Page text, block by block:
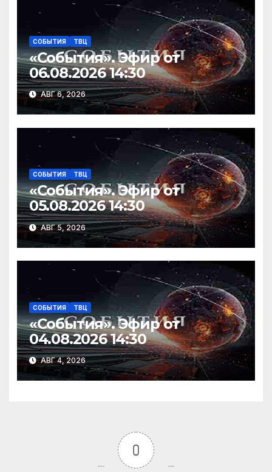
ni
ki
ь
СОБЫТИЯ ТВЦ
«События». Эфир от
06.08.2026 14:30
АВГ 6, 2026
СОБЫТИЯ ТВЦ
«События». Эфир от
05.08.2026 14:30
АВГ 5, 2026
СОБЫТИЯ ТВЦ
«События». Эфир от
04.08.2026 14:30
АВГ 4, 2026
0